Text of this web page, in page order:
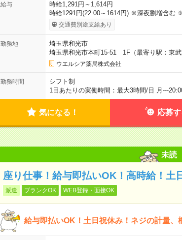
給与
時給1,291円～1,614円
時給1291円(22:00～1614円) ※深夜割増含む
交通費別途支給あり
勤務地
埼玉県和光市
埼玉県和光市本町15-51 1F（最寄り駅：東武
ウエルシア薬局株式会社
勤務時間
シフト制
1日あたりの実働時間：最大3時間/日 月---
気になる！ 応募
未読
座り仕事！給与即払いOK！高時給！土
派遣 ブランクOK WEB登録・面接OK
給与即払いOK！土日祝休み！ネジの計量、